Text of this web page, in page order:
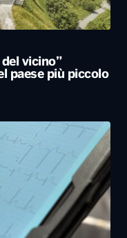
vicino”
paese più piccolo